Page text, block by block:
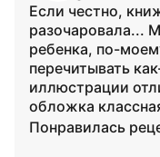
Если честно,
разочаровала...
ребенка, по-
перечитывать
иллюстрации
обложка
Понравилась